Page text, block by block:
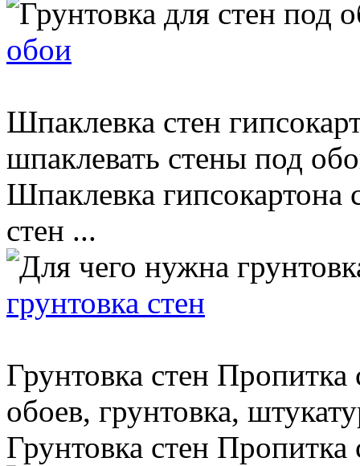
обои
Шпаклевка стен
шпаклевать стены под
Шпаклевка гипсокартона
стен ...
грунтовка стен
Грунтовка стен
обоев, грунтовка,
Грунтовка стен Пропитка